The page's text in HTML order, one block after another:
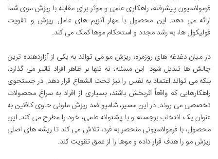
فرمولاسیون پیشرفته، راهکاری علمی و موثر برای مقابله با ریزش موی شما
ارائه می دهد. این محصول با مهار آنزیم های عامل ریزش و تقویت
فولیکول ها، به رشد مجدد و استحکام موها کمک می کند.
در میان دغدغه های روزمره، ریزش مو می تواند به یکی از آزاردهنده ترین
چالش ها تبدیل شود. این مسئله، نه تنها بر ظاهر افراد تاثیر می گذارد،
بلکه می تواند اعتماد به نفس را نیز تحت الشعاع قرار دهد. در جستجوی
راهکارهایی که واقعاً اثربخش باشند، بسیاری از افراد به سراغ محصولات
تخصصی می روند. در این مسیر، شامپو ضد ریزش ملونی حاوی کافئین به
عنوان یک انتخاب برجسته و با پشتوانه علمی، خود را مطرح می کند. این
محصول، با فرمولاسیونی منحصر به فرد، تلاش می کند تا ریشه های اصلی
ریزش مو را هدف قرار داده و موها را از عمق تقویت کند.